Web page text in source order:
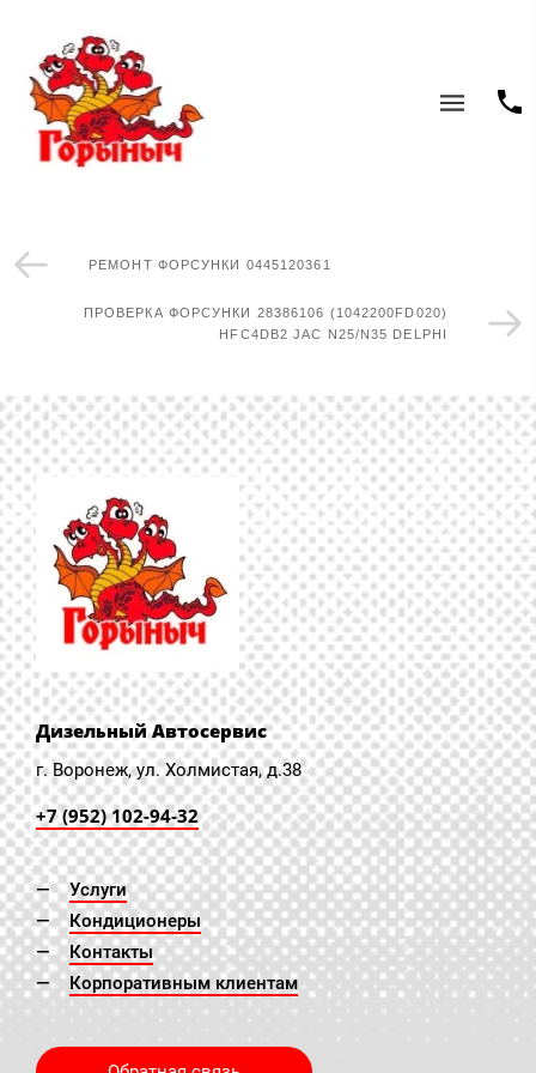
РЕМОНТ ФОРСУНКИ 0445120361
ПРОВЕРКА ФОРСУНКИ 28386106 (1042200FD020)
HFC4DB2 JAC N25/N35 DELPHI
Дизельный Автосервис
г. Воронеж, ул. Холмистая, д.38
+7 (952) 102-94-32
Услуги
Кондиционеры
Контакты
Корпоративным клиентам